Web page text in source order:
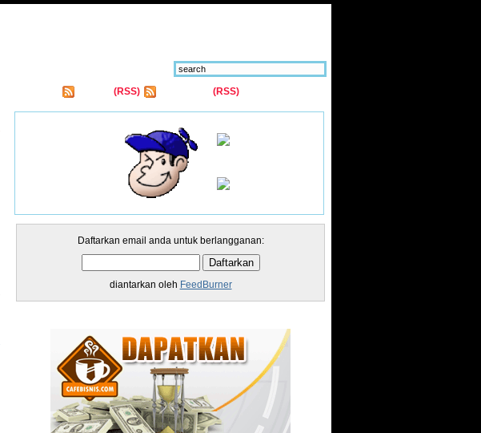
(RSS) (RSS)
Daftarkan email anda untuk berlangganan:
diantarkan oleh FeedBurner